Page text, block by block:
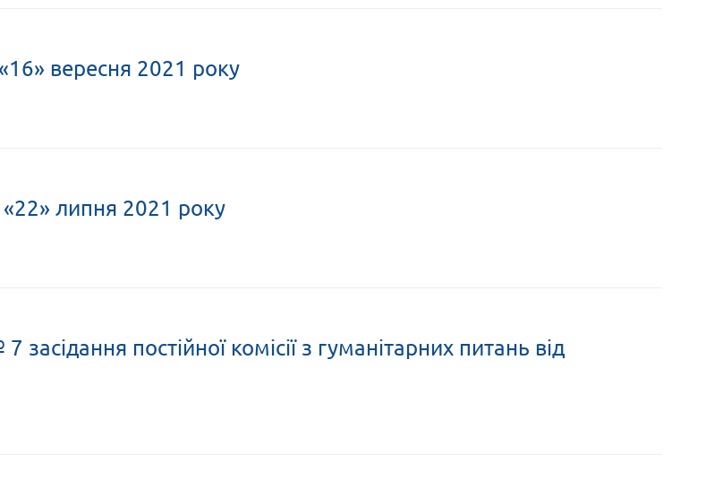
вересня 2021 року
липня 2021 року
постійної комісії з гуманітарних питань від